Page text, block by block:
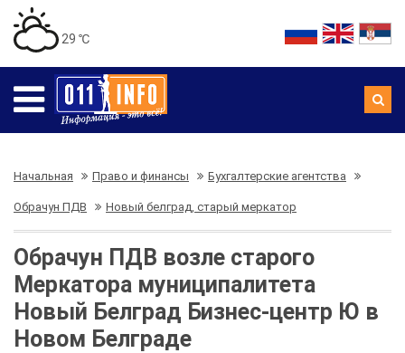
29 ℃
Начальная Право и финансы Бухгалтерские агентства
Обрачун ПДВ Новый белград, старый меркатор
Обрачун ПДВ возле старого
Меркатора муниципалитета
Новый Белград Бизнес-центр Ю в
Новом Белграде